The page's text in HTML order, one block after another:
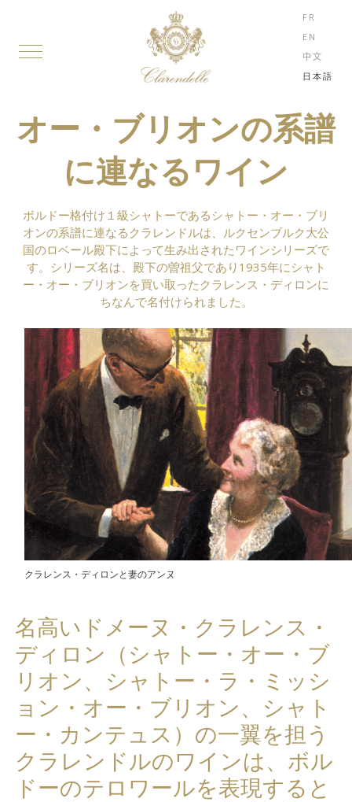
FR
EN
中文
日本語
オー・ブリオンの系譜
に連なるワイン
ボルドー格付け１級シャトーであるシャトー・オー・ブリ
オンの系譜に連なるクラレンドルは、ルクセンブルク大公
国のロベール殿下によって生み出されたワインシリーズで
す。シリーズ名は、殿下の曽祖父であり1935年にシャト
ー・オー・ブリオンを買い取ったクラレンス・ディロンに
ちなんで名付けられました。
クラレンス・ディロンと妻のアンヌ
名高いドメーヌ・クラレンス・
ディロン（シャトー・オー・ブ
リオン、シャトー・ラ・ミッシ
ョン・オー・ブリオン、シャト
ー・カンテュス）の一翼を担う
クラレンドルのワインは、ボル
ドーのテロワールを表現すると